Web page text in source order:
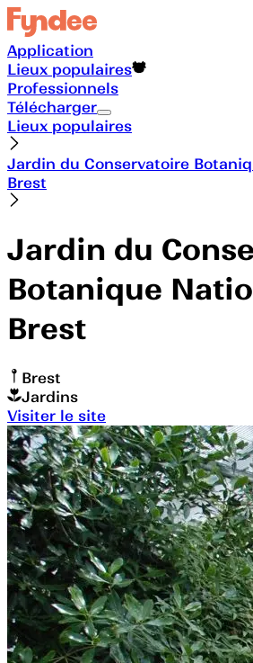
Application
Lieux populaires
Professionnels
Télécharger
Lieux populaires
Jardin du Conservatoire
Brest
Jardin du
Botanique
Brest
Brest
Jardins
Visiter le site